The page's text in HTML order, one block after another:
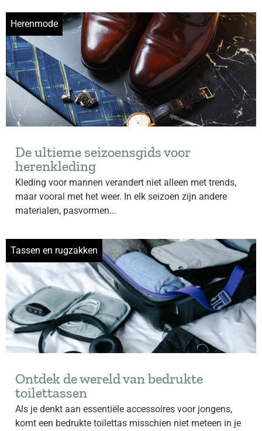
Herenmode
De ultieme seizoensgids voor
herenkleding
Kleding voor mannen verandert niet alleen met trends,
maar vooral met het weer. In elk seizoen zijn andere
materialen, pasvormen...
Tassen en rugzakken
Ontdek de wereld van bedrukte
toilettassen
Als je denkt aan essentiële accessoires voor jongens,
komt een bedrukte toilettas misschien niet meteen in je